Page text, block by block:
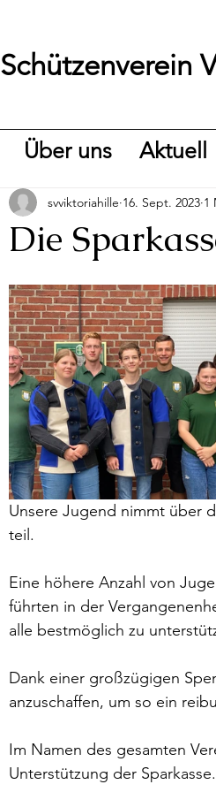
Schützenverein
Über uns Aktuell
Die
svviktoriahille 16. Sept. 2023 1
Unsere Jugend nimmt über
teil.
Eine höhere Anzahl von
führten in der
alle bestmöglich zu
Dank einer großzügigen
anzuschaffen, um so ein
Im Namen des gesamten
Unterstützung der Sparkasse.